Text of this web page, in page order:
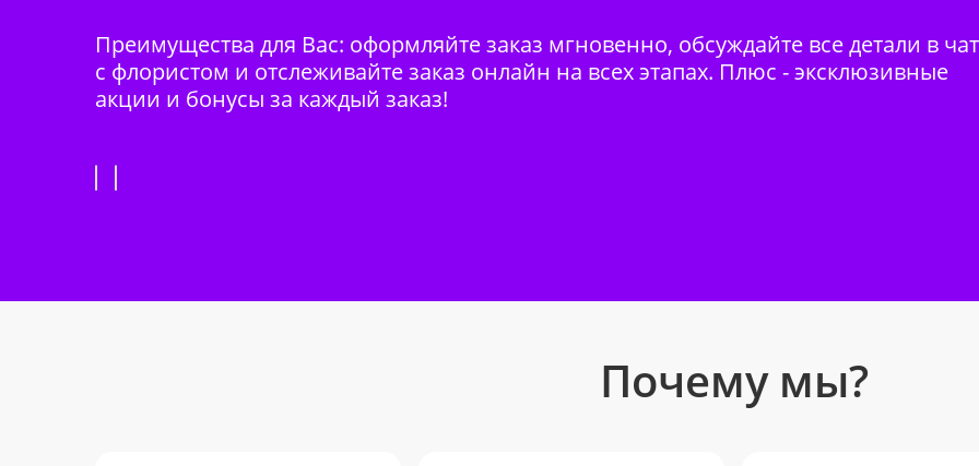
Преимущества для Вас: оформляйте заказ мгновенно, обсуждайте все детали в
с флористом и отслеживайте заказ онлайн на всех этапах. Плюс - эксклюзивные
акции и бонусы за каждый заказ!
Почему мы?